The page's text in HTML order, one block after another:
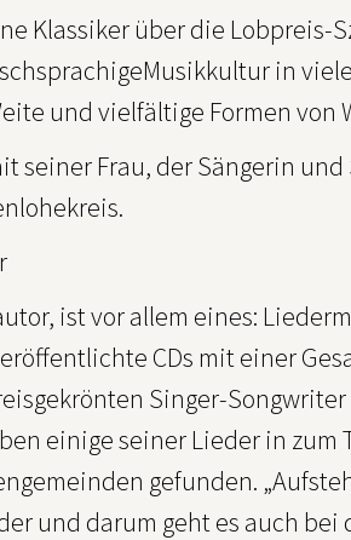
Klassiker über die Lobpreis-
in
und vielfältige Formen
seiner Frau, der Sängerin
ist vor allem eines:
CDs mit einer
Singer-
einige seiner Lieder in
gefunden.
und darum geht es auch bei